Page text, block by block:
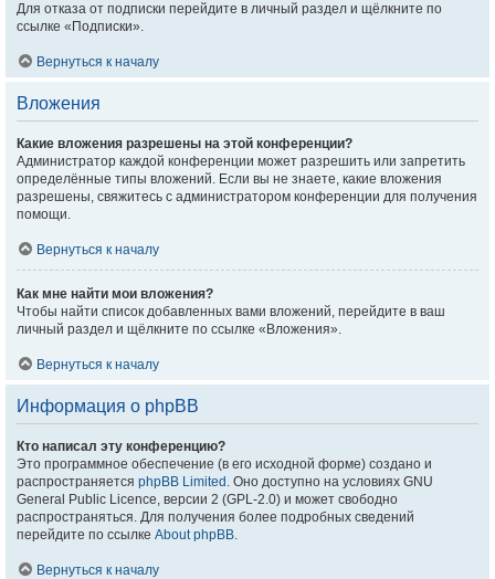
Для отказа от подписки перейдите в личный раздел и щёлкните по
ссылке «Подписки».
Вернуться к началу
Вложения
Какие вложения разрешены на этой конференции?
Администратор каждой конференции может разрешить или запретить
определённые типы вложений. Если вы не знаете, какие вложения
разрешены, свяжитесь с администратором конференции для получения
помощи.
Вернуться к началу
Как мне найти мои вложения?
Чтобы найти список добавленных вами вложений, перейдите в ваш
личный раздел и щёлкните по ссылке «Вложения».
Вернуться к началу
Информация о phpBB
Кто написал эту конференцию?
Это программное обеспечение (в его исходной форме) создано и
распространяется phpBB Limited . Оно доступно на условиях GNU
General Public Licence, версии 2 (GPL-2.0) и может свободно
распространяться. Для получения более подробных сведений
перейдите по ссылке About phpBB.
Вернуться к началу